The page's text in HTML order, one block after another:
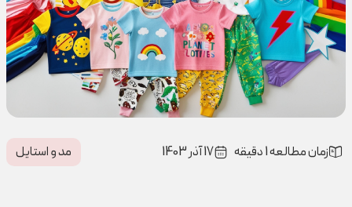
زمان مطالعه 1 دقیقه 17 آذر 1403 مد و استایل